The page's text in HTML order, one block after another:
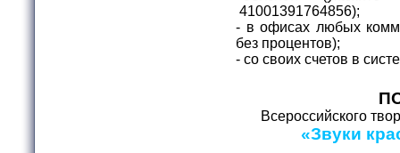
41001391764856);
- в офисах любых
без процентов);
- со своих счетов в
Всероссийского
«Звуки